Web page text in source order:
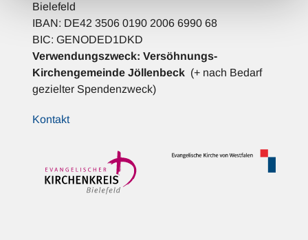
Bielefeld
IBAN: DE42 3506 0190 2006 6990 68
BIC: GENODED1DKD
Verwendungszweck: Versöhnungs-
Kirchengemeinde Jöllenbeck (+ nach Bedarf
gezielter Spendenzweck)
Kontakt